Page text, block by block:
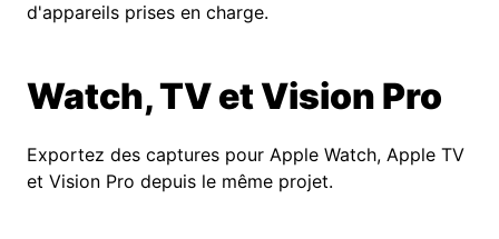
d'appareils prises en charge.
Watch, TV et Vision Pro
Exportez des captures pour Apple Watch, Apple TV
et Vision Pro depuis le même projet.